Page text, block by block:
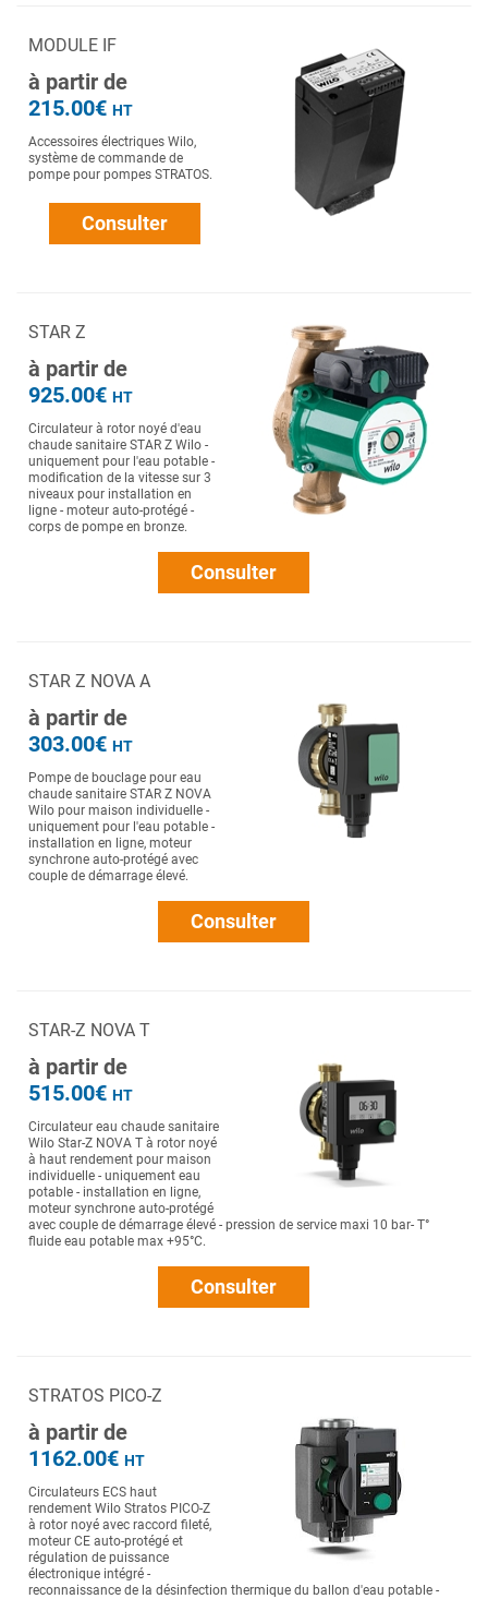
MODULE IF
à partir de
215.00€ HT
Accessoires électriques Wilo,
système de commande de
pompe pour pompes STRATOS.
Consulter
STAR Z
à partir de
925.00€ HT
Circulateur à rotor noyé d'eau
chaude sanitaire STAR Z Wilo -
uniquement pour l'eau potable -
modification de la vitesse sur 3
niveaux pour installation en
ligne - moteur auto-protégé -
corps de pompe en bronze.
Consulter
STAR Z NOVA A
à partir de
303.00€ HT
Pompe de bouclage pour eau
chaude sanitaire STAR Z NOVA
Wilo pour maison individuelle -
uniquement pour l'eau potable -
installation en ligne, moteur
synchrone auto-protégé avec
couple de démarrage élevé.
Consulter
STAR-Z NOVA T
à partir de
515.00€ HT
Circulateur eau chaude sanitaire
Wilo Star-Z NOVA T à rotor noyé
à haut rendement pour maison
individuelle - uniquement eau
potable - installation en ligne,
moteur synchrone auto-protégé
avec couple de démarrage élevé - pression de service maxi 10 bar- T°
fluide eau potable max +95°C.
Consulter
STRATOS PICO-Z
à partir de
1162.00€ HT
Circulateurs ECS haut
rendement Wilo Stratos PICO-Z
à rotor noyé avec raccord fileté,
moteur CE auto-protégé et
régulation de puissance
électronique intégré -
reconnaissance de la désinfection thermique du ballon d'eau potable -